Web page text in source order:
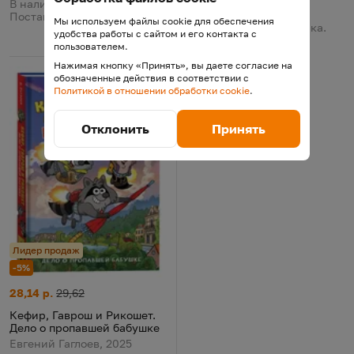
В наличии у поставщика.
Поставка 11 августа
В наличии у поставщика.
Поставка 13 августа
Лидер продаж
-5%
Кефир, Гаврош и Рикошет. Дело о пропавшей бабушке
Цена:
28,14 р.
Старая цена:
29,62
Кефир, Гаврош и Рикошет.
Дело о пропавшей бабушке
Евгений Гаглоев, 2025
Мы используем файлы cookie для обеспечения
удобства работы с сайтом и его контакта с
пользователем.
Нажимая кнопку «Принять», вы даете согласие на
обозначенные действия в соответствии с
Политикой в отношении обработки cookie.
Отклонить Принять